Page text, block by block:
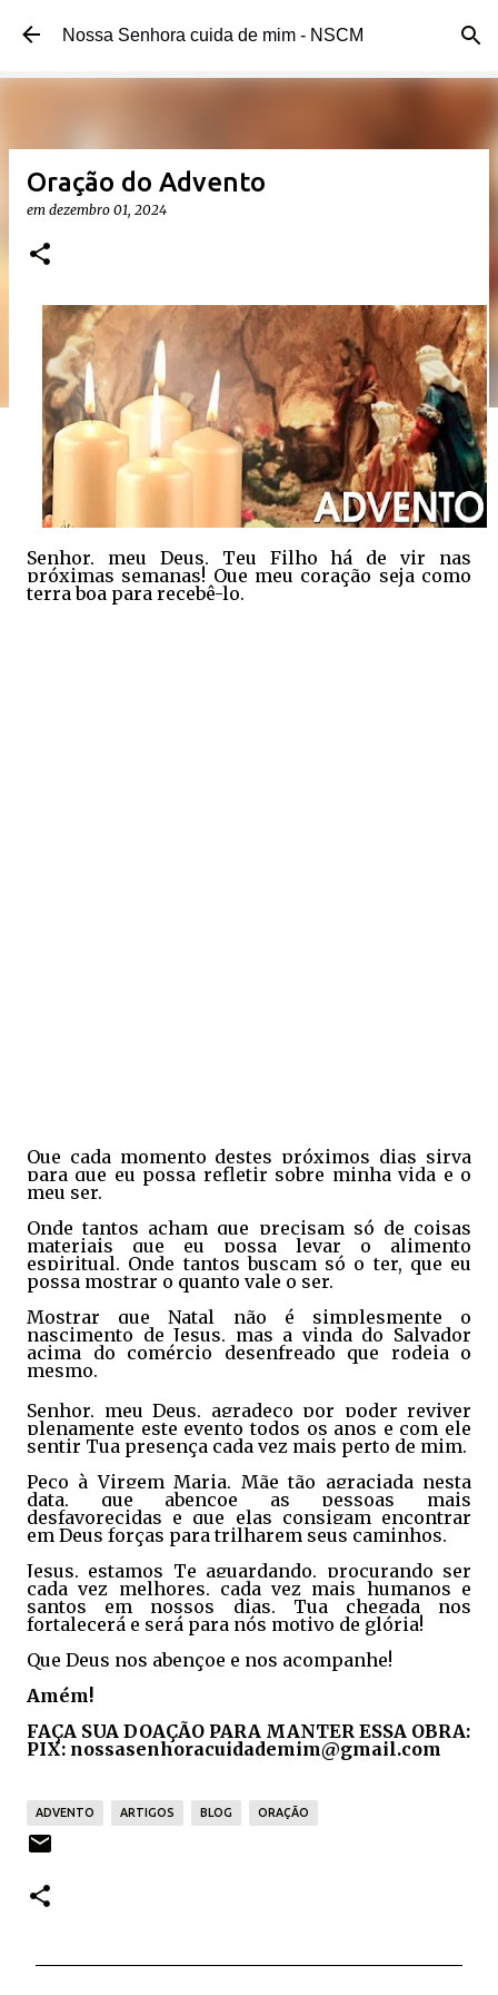
Pular para o conteúdo principal
Nossa Senhora cuida de mim - NSCM
Oração do Advento
em dezembro 01, 2024
Senhor, meu Deus, Teu Filho há de vir nas
próximas semanas! Que meu coração seja como
terra boa para recebê-lo.
Que cada momento destes próximos dias sirva
para que eu possa refletir sobre minha vida e o
meu ser.
Onde tantos acham que precisam só de coisas
materiais que eu possa levar o alimento
espiritual. Onde tantos buscam só o ter, que eu
possa mostrar o quanto vale o ser.
Mostrar que Natal não é simplesmente o
nascimento de Jesus, mas a vinda do Salvador
acima do comércio desenfreado que rodeia o
mesmo.
Senhor, meu Deus, agradeço por poder reviver
plenamente este evento todos os anos e com ele
sentir Tua presença cada vez mais perto de mim.
Peço à Virgem Maria, Mãe tão agraciada nesta
data, que abençoe as pessoas mais
desfavorecidas e que elas consigam encontrar
em Deus forças para trilharem seus caminhos.
Jesus, estamos Te aguardando, procurando ser
cada vez melhores, cada vez mais humanos e
santos em nossos dias. Tua chegada nos
fortalecerá e será para nós motivo de glória!
Que Deus nos abençoe e nos acompanhe!
Amém!
FAÇA SUA DOAÇÃO PARA MANTER ESSA OBRA:
PIX: nossasenhoracuidademim@gmail.com
ADVENTO ARTIGOS BLOG ORAÇÃO